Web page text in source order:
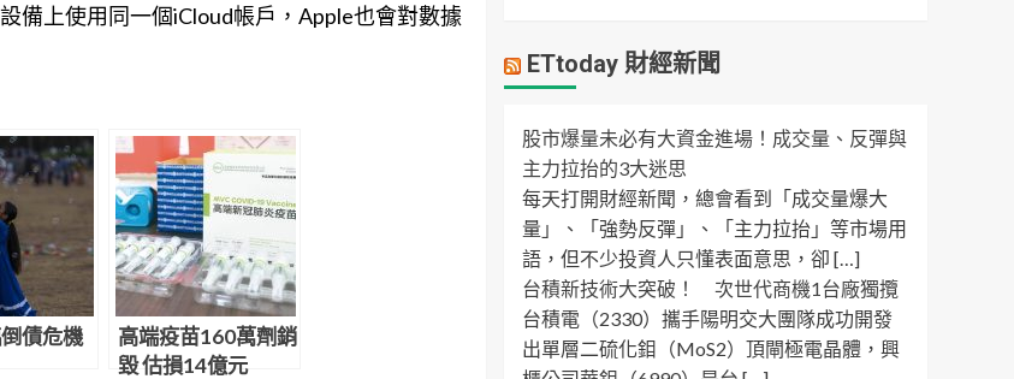
備上使用同一個iCloud帳戶，Apple也會對數據
債危機
高端疫苗160萬劑銷
毀 估損14億元
ETtoday 財經新聞
股市爆量未必有大資金進場！成交量、反彈與
主力拉抬的3大迷思
每天打開財經新聞，總會看到「成交量爆大
量」、「強勢反彈」、「主力拉抬」等市場用
語，但不少投資人只懂表面意思，卻 […]
台積新技術大突破！ 次世代商機1台廠獨攬
台積電（2330）攜手陽明交大團隊成功開發
出單層二硫化鉬（MoS2）頂閘極電晶體，興